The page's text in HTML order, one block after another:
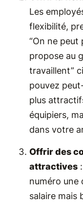
Les
flexibilité,
“On ne
propose au
travaillent”
pouvez
plus
équipiers,
dans votre
Offrir des
attractives
numéro une
salaire mais